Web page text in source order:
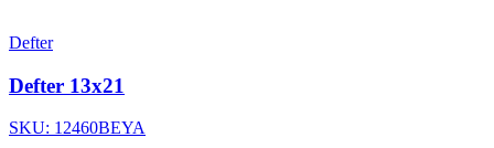
Defter
Defter 13x21
SKU: 12460BEYA